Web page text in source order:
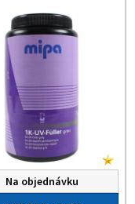
Na objednávku